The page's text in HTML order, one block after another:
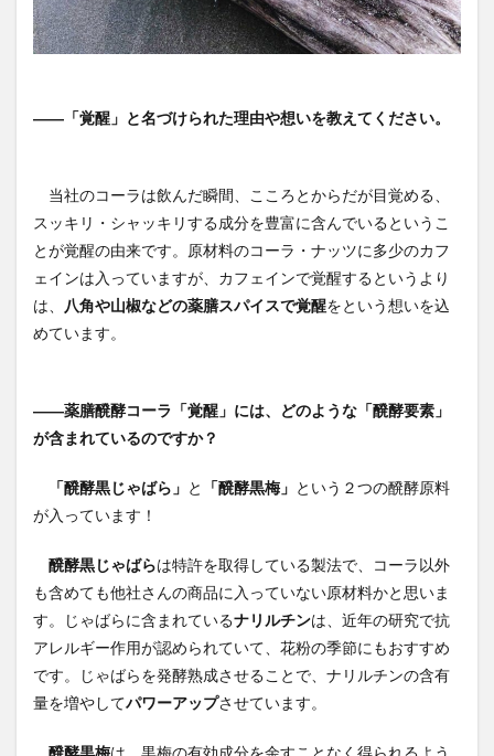
――「覚醒」と名づけられた理由や想いを教えてください。
当社のコーラは飲んだ瞬間、こころとからだが目覚める、
スッキリ・シャッキリする成分を豊富に含んでいるというこ
とが覚醒の由来です。原材料のコーラ・ナッツに多少のカフ
ェインは入っていますが、カフェインで覚醒するというより
は、
八角や山椒などの薬膳スパイスで覚醒をという想いを込
めています。
――薬膳醗酵コーラ「覚醒」には、どのような「醗酵要素」
が含まれているのですか？
「醗酵黒じゃばら」 と 「醗酵黒梅」 という２つの醗酵原料
が入っています！
醗酵黒じゃばらは特許を取得している製法で、コーラ以外
も含めても他社さんの商品に入っていない原材料かと思いま
す。じゃばらに含まれているナリルチンは、近年の研究で抗
アレルギー作用が認められていて、花粉の季節にもおすすめ
です。じゃばらを発酵熟成させることで、ナリルチンの含有
量を増やしてパワーアップさせています。